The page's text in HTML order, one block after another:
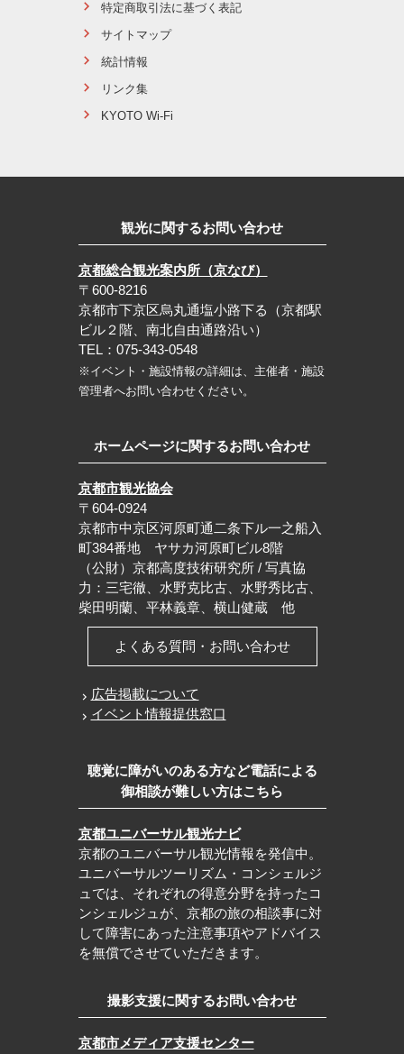
特定商取引法に基づく表記
サイトマップ
統計情報
リンク集
KYOTO Wi-Fi
観光に関するお問い合わせ
京都総合観光案内所（京なび）
〒600-8216
京都市下京区烏丸通塩小路下る（京都駅
ビル２階、南北自由通路沿い）
TEL：075-343-0548
※イベント・施設情報の詳細は、主催者・施設
管理者へお問い合わせください。
ホームページに関するお問い合わせ
京都市観光協会
〒604-0924
京都市中京区河原町通二条下ル一之船入
町384番地 ヤサカ河原町ビル8階
（公財）京都高度技術研究所 / 写真協
力：三宅徹、水野克比古、水野秀比古、
柴田明蘭、平林義章、横山健蔵 他
よくある質問・お問い合わせ
広告掲載について
イベント情報提供窓口
聴覚に障がいのある方など電話による
御相談が難しい方はこちら
京都ユニバーサル観光ナビ
京都のユニバーサル観光情報を発信中。
ユニバーサルツーリズム・コンシェルジ
ュでは、それぞれの得意分野を持ったコ
ンシェルジュが、京都の旅の相談事に対
して障害にあった注意事項やアドバイス
を無償でさせていただきます。
撮影支援に関するお問い合わせ
京都市メディア支援センター